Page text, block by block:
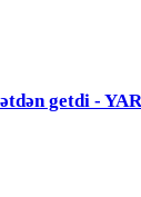
getdi -